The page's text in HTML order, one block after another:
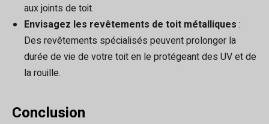
aux joints de toit.
Envisagez les revêtements de toit métalliques :
Des revêtements spécialisés peuvent prolonger la
durée de vie de votre toit en le protégeant des UV et de
la rouille.
Conclusion